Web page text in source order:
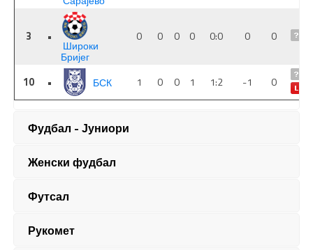
Фудбал - Јуниори
Женски фудбал
Футсал
Рукомет